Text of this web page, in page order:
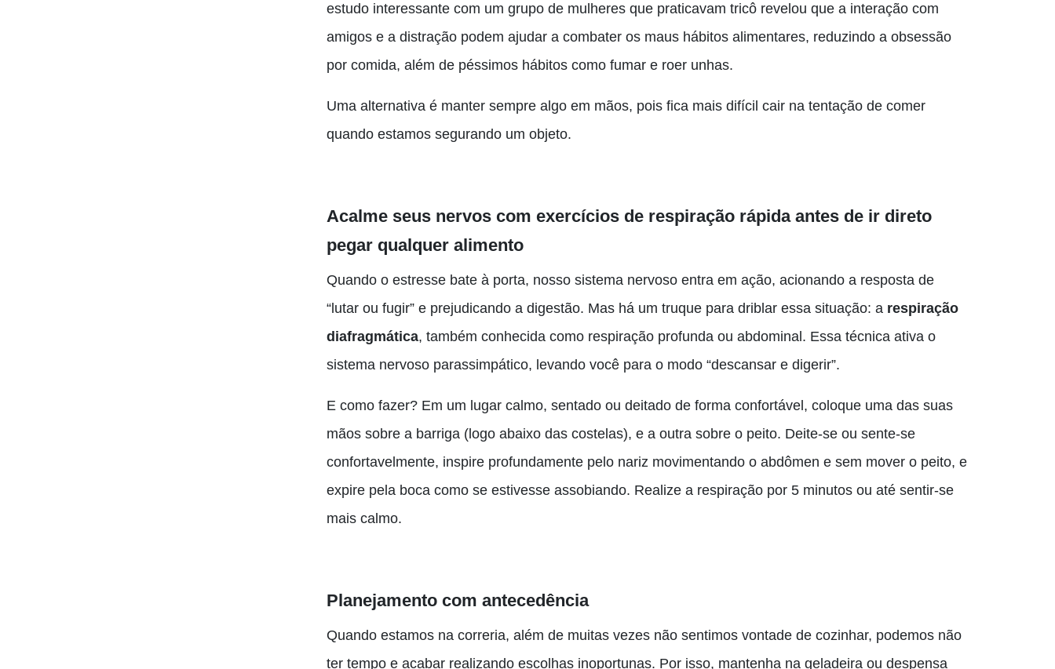
estudo interessante com um grupo de mulheres que praticavam tricô revelou que a interação com
amigos e a distração podem ajudar a combater os maus hábitos alimentares, reduzindo a obsessão
por comida, além de péssimos hábitos como fumar e roer unhas.
Uma alternativa é manter sempre algo em mãos, pois fica mais difícil cair na tentação de comer
quando estamos segurando um objeto.
Acalme seus nervos com exercícios de respiração rápida antes de ir direto
pegar qualquer alimento
Quando o estresse bate à porta, nosso sistema nervoso entra em ação, acionando a resposta de
“lutar ou fugir” e prejudicando a digestão. Mas há um truque para driblar essa situação: a respiração
diafragmática, também conhecida como respiração profunda ou abdominal. Essa técnica ativa o
sistema nervoso parassimpático, levando você para o modo “descansar e digerir”.
E como fazer? Em um lugar calmo, sentado ou deitado de forma confortável, coloque uma das suas
mãos sobre a barriga (logo abaixo das costelas), e a outra sobre o peito. Deite-se ou sente-se
confortavelmente, inspire profundamente pelo nariz movimentando o abdômen e sem mover o peito, e
expire pela boca como se estivesse assobiando. Realize a respiração por 5 minutos ou até sentir-se
mais calmo.
Planejamento com antecedência
Quando estamos na correria, além de muitas vezes não sentimos vontade de cozinhar, podemos não
ter tempo e acabar realizando escolhas inoportunas. Por isso, mantenha na geladeira ou despensa